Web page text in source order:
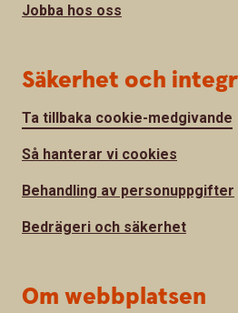
Jobba hos oss
Säkerhet och
Ta tillbaka cookie-medgivande
Så hanterar vi cookies
Behandling av personuppgifter
Bedrägeri och säkerhet
Om webbplatsen